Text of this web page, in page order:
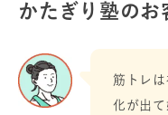
かたぎり塾のお
筋トレ
化が出て